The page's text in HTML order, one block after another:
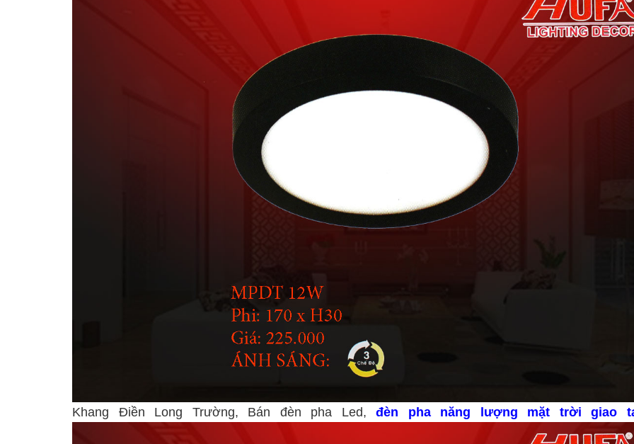
Khang Điền Long Trường, Bán đèn pha Led,đèn pha năng lượng mặt trời giao